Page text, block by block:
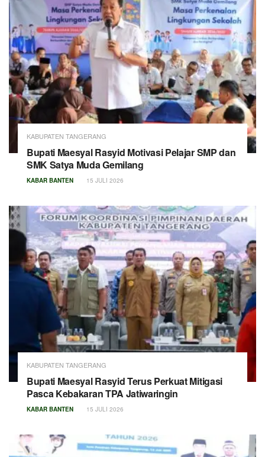
KABUPATEN TANGERANG
Bupati Maesyal Rasyid Motivasi Pelajar SMP dan
SMK Satya Muda Gemilang
KABAR BANTEN 15 JULI 2026
KABUPATEN TANGERANG
Bupati Maesyal Rasyid Terus Perkuat Mitigasi
Pasca Kebakaran TPA Jatiwaringin
KABAR BANTEN 15 JULI 2026